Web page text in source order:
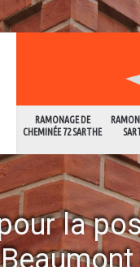
RAMONAGE DE
CHEMINÉE 72 SARTHE
la